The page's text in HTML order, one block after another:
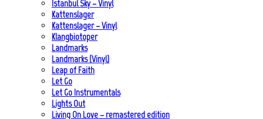
Istanbul Sky – Vinyl
Kattenslager
Kattenslager – Vinyl
Klangbiotoper
Landmarks
Landmarks (Vinyl)
Leap of Faith
Let Go
Let Go Instrumentals
Lights Out
Living On Love – remastered edition